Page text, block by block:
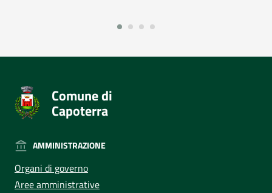
Comune di
Capoterra
AMMINISTRAZIONE
Organi di governo
Aree amministrative